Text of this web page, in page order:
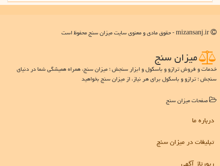
میزان سنج
خدمات و فروش ترازو و باسکول و ابزار سنجش ؛ میزان سنج، همراه همیشگی شما در دنیای
سنجش ؛ ترازو و باسکول برای هر نیاز، از میزان سنج بخواهید
صفحات میزان سنج
درباره ما
تبلیغات در میزان سنج
رپورتاژ آگهی